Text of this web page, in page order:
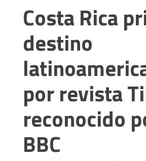
Costa Rica
destino
por revista
reconocido
BBC